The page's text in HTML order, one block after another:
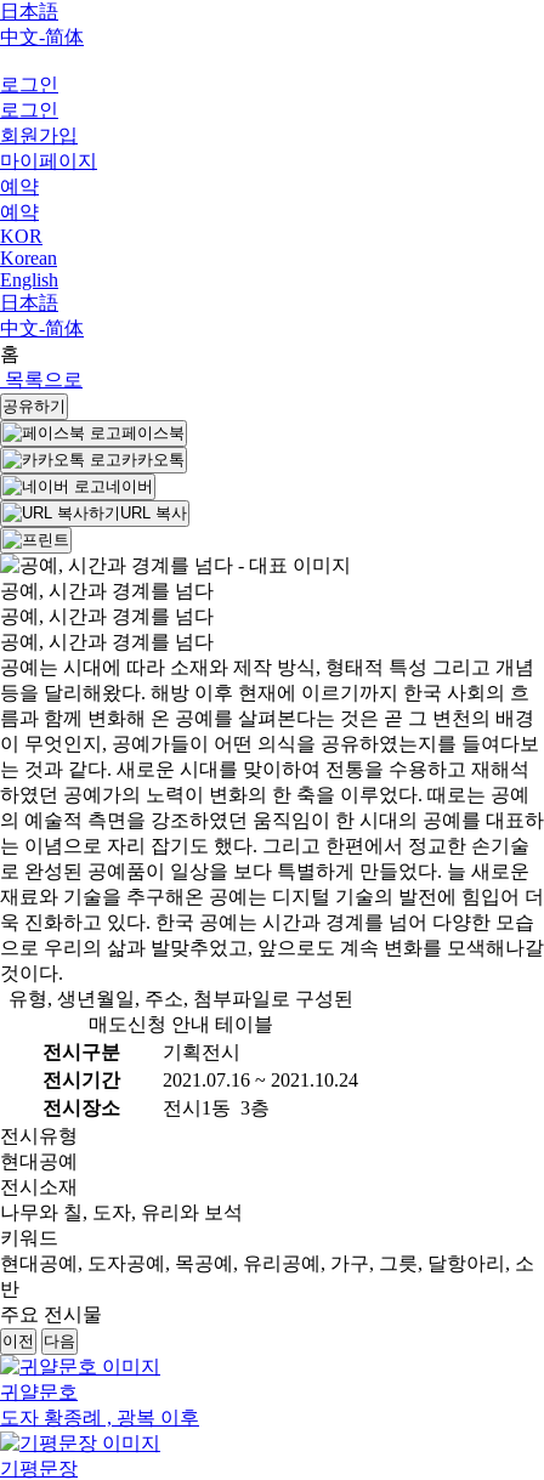
日本語
中文-简体
로그인
로그인
회원가입
마이페이지
예약
예약
KOR
Korean
English
日本語
中文-简体
홈
목록으로
공유하기
페이스북
카카오톡
네이버
URL 복사
공예, 시간과 경계를 넘다
공예, 시간과 경계를 넘다
공예, 시간과 경계를 넘다
공예는 시대에 따라 소재와 제작 방식, 형태적 특성 그리고 개념
등을 달리해왔다. 해방 이후 현재에 이르기까지 한국 사회의 흐
름과 함께 변화해 온 공예를 살펴본다는 것은 곧 그 변천의 배경
이 무엇인지, 공예가들이 어떤 의식을 공유하였는지를 들여다보
는 것과 같다. 새로운 시대를 맞이하여 전통을 수용하고 재해석
하였던 공예가의 노력이 변화의 한 축을 이루었다. 때로는 공예
의 예술적 측면을 강조하였던 움직임이 한 시대의 공예를 대표하
는 이념으로 자리 잡기도 했다. 그리고 한편에서 정교한 손기술
로 완성된 공예품이 일상을 보다 특별하게 만들었다. 늘 새로운
재료와 기술을 추구해온 공예는 디지털 기술의 발전에 힘입어 더
욱 진화하고 있다. 한국 공예는 시간과 경계를 넘어 다양한 모습
으로 우리의 삶과 발맞추었고, 앞으로도 계속 변화를 모색해나갈
것이다.
유형, 생년월일, 주소, 첨부파일로 구성된
매도신청 안내 테이블
전시구분
기획전시
전시기간
2021.07.16 ~ 2021.10.24
전시장소
전시1동 3층
전시유형
현대공예
전시소재
나무와 칠, 도자, 유리와 보석
키워드
현대공예, 도자공예, 목공예, 유리공예, 가구, 그릇, 달항아리, 소
반
주요 전시물
이전 다음
귀얄문호
도자 황종례 , 광복 이후
기평문장